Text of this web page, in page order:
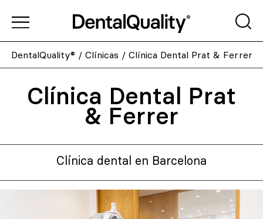
DentalQuality® / Clínicas / Clínica Dental Prat & Ferrer
Clínica Dental Prat
& Ferrer
Clínica dental en Barcelona